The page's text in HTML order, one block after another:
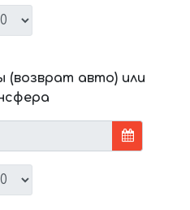
(возврат авто) или